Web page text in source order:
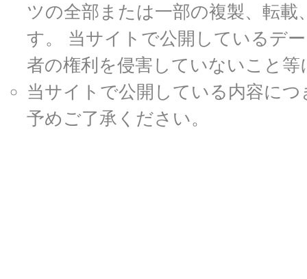
ツの全部または一部の複製、転
す。 当サイトで公開しているデ
者の権利を侵害していないこと
当サイトで公開している内容に
予めご了承ください。